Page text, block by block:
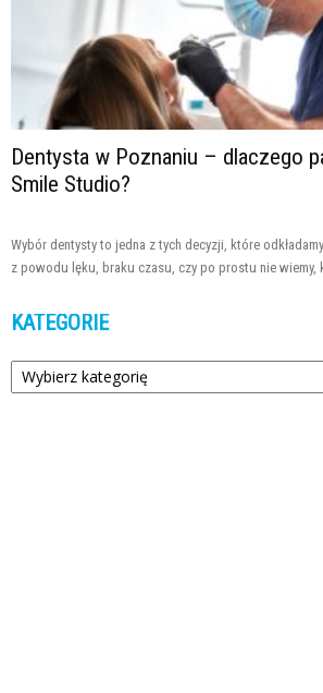
Dentysta w Poznaniu – dlaczego
Smile Studio?
Wybór dentysty to jedna z tych decyzji, które
z powodu lęku, braku czasu, czy po prostu nie wiemy,
KATEGORIE
Kategorie